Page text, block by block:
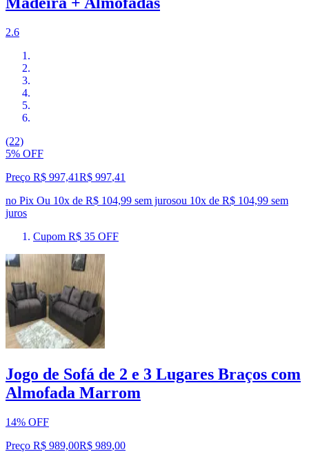
2.6
(22)
5% OFF
Preço R$ 997,41R$ 997,41
no Pix Ou 10x de R$ 104,99 sem jurosou 10x de R$ 104,99 sem
juros
Cupom R$ 35 OFF
Jogo de Sofá de 2 e 3 Lugares Braços com
Almofada Marrom
14% OFF
Preço R$ 989,00R$ 989,00